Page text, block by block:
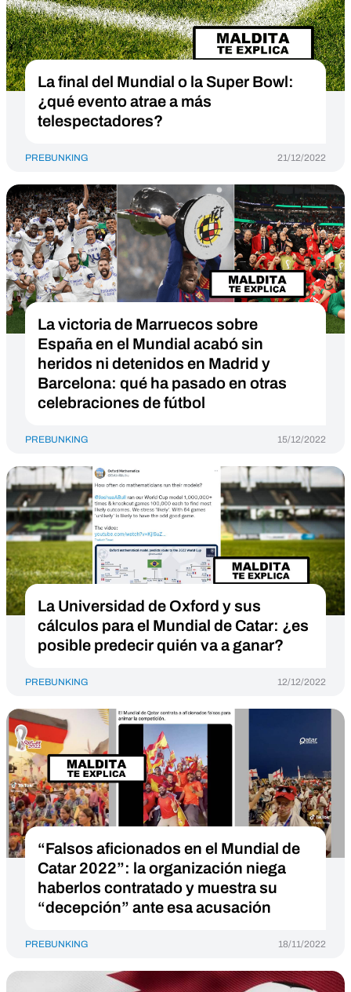
La final del Mundial o la Super Bowl:
¿qué evento atrae a más
telespectadores?
PREBUNKING 21/12/2022
La victoria de Marruecos sobre
España en el Mundial acabó sin
heridos ni detenidos en Madrid y
Barcelona: qué ha pasado en otras
celebraciones de fútbol
PREBUNKING 15/12/2022
La Universidad de Oxford y sus
cálculos para el Mundial de Catar: ¿es
posible predecir quién va a ganar?
PREBUNKING 12/12/2022
“Falsos aficionados en el Mundial de
Catar 2022”: la organización niega
haberlos contratado y muestra su
“decepción” ante esa acusación
PREBUNKING 18/11/2022